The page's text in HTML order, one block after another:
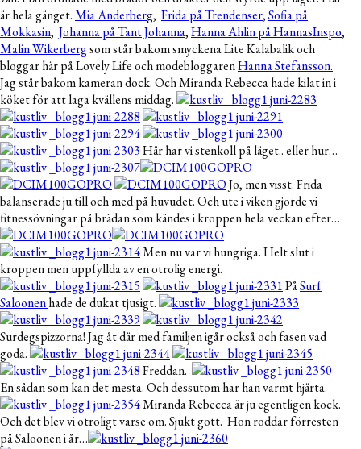
är hela gänget.Mia Anderberg, Frida på Trendenser,Sofia på
Mokkasin, Johanna på Tant Johanna,Hanna Ahlin på HannasInspo,
Malin Wikerbergsom står bakom smyckena Lite Kalabalik och
bloggar här på Lovely Life och modebloggarenHanna Stefansson.
Jag står bakom kameran dock. Och Miranda Rebecca hade kilat in i
köket för att laga kvällens middag.
Här har vi stenkoll på läget.. eller hur…
Jo, men visst. Frida
balanserade ju till och med på huvudet. Och ute i viken gjorde vi
fitnessövningar på brädan som kändes i kroppen hela veckan efter…
Men nu var vi hungriga. Helt slut i
kroppen men uppfyllda av en otrolig energi.
PåSurf
Saloonenhade de dukat tjusigt.
Surdegspizzorna! Jag åt där med familjen igår också och fasen vad
goda.
Freddan.
En sådan som kan det mesta. Och dessutom har han varmt hjärta.
Miranda Rebecca är ju egentligen kock.
Och det blev vi otroligt varse om. Sjukt gott. Hon roddar förresten
på Saloonen i år…